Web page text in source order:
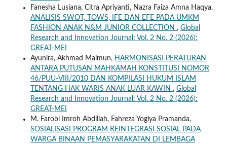
Fanesha Lusiana, Citra Apriyanti, Nazra Faiza Amna Haqya,
ANALISIS SWOT, TOWS, IFE DAN EFE PADA UMKM
FASHION ANAK N&M JUNIOR COLLECTION , Global
Research and Innovation Journal: Vol. 2 No. 2 (2026):
GREAT-MEI
Ayunira, Akhmad Maimun, HARMONISASI PERATURAN
ANTARA PUTUSAN MAHKAMAH KONSTITUSI NOMOR
46/PUU-VIII/2010 DAN KOMPILASI HUKUM ISLAM
TENTANG HAK WARIS ANAK LUAR KAWIN , Global
Research and Innovation Journal: Vol. 2 No. 2 (2026):
GREAT-MEI
M. Farobi Imroh Abdillah, Fahreza Yogiya Pramanda,
SOSIALISASI PROGRAM REINTEGRASI SOSIAL PADA
WARGA BINAAN PEMASYARAKATAN DI LEMBAGA